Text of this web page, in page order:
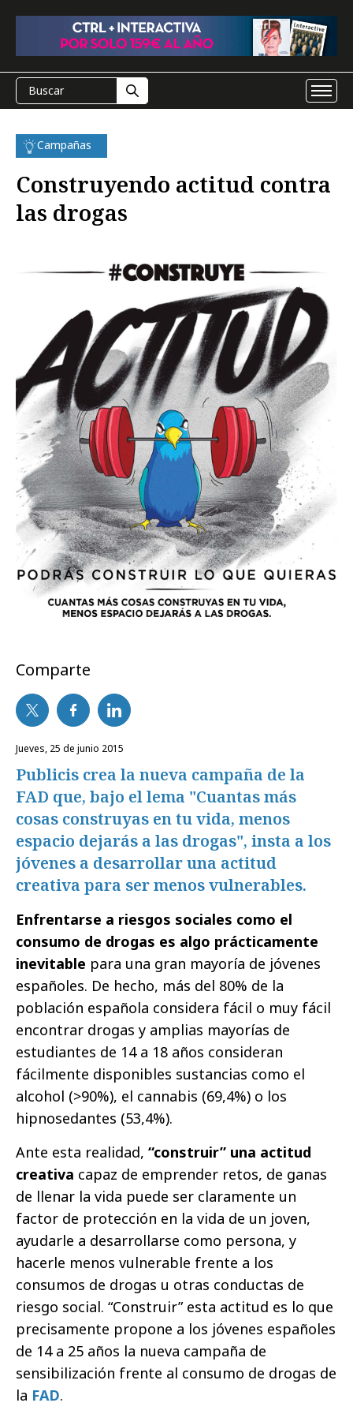
Campañas
Construyendo actitud contra
las drogas
Comparte
jueves, 25 de junio 2015
Publicis crea la nueva campaña de la
FAD que, bajo el lema "Cuantas más
cosas construyas en tu vida, menos
espacio dejarás a las drogas", insta a los
jóvenes a desarrollar una actitud
creativa para ser menos vulnerables.
Enfrentarse a riesgos sociales como el
consumo de drogas es algo prácticamente
inevitable para una gran mayoría de jóvenes
españoles. De hecho, más del 80% de la
población española considera fácil o muy fácil
encontrar drogas y amplias mayorías de
estudiantes de 14 a 18 años consideran
fácilmente disponibles sustancias como el
alcohol (>90%), el cannabis (69,4%) o los
hipnosedantes (53,4%).
Ante esta realidad, “construir” una actitud
creativa capaz de emprender retos, de ganas
de llenar la vida puede ser claramente un
factor de protección en la vida de un joven,
ayudarle a desarrollarse como persona, y
hacerle menos vulnerable frente a los
consumos de drogas u otras conductas de
riesgo social. “Construir” esta actitud es lo que
precisamente propone a los jóvenes españoles
de 14 a 25 años la nueva campaña de
sensibilización frente al consumo de drogas de
la FAD.